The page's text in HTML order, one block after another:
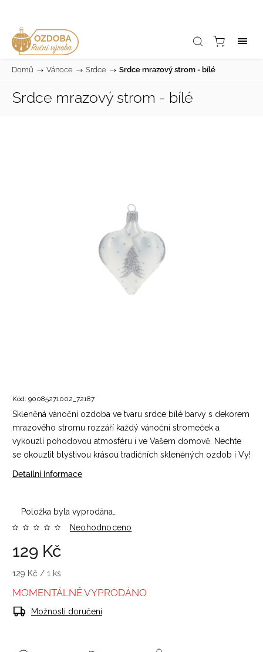
Domů / Vánoce / Srdce / Srdce mrazový strom - bílé
Srdce mrazový strom - bílé
Kód: 90085271002_72187
Skleněná vánoční ozdoba ve tvaru srdce bílé barvy s dekorem
mrazového stromu rozzáří každý vánoční stromeček a
vykouzlí pohodovou atmosféru i ve Vašem domově. Nechte
se okouzlit blyštivou krásou tradičních skleněných ozdob i Vy!
Detailní informace
Položka byla vyprodána…
Neohodnoceno
129 Kč
129 Kč / 1 ks
MOMENTÁLNĚ VYPRODÁNO
Možnosti doručení